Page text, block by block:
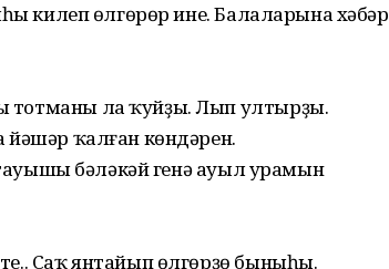
килеп өлгөрөр ине. Балаларына хәбәр
ла ҡуйҙы. Лып ултырҙы.
ҡалған көндәрен.
бәләкәй генә ауыл урамын
Саҡ янтайып өлгөрҙө быныһы.